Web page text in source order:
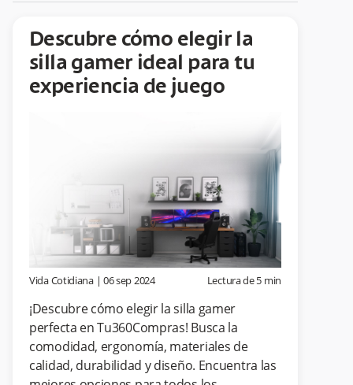
Descubre cómo elegir la
silla gamer ideal para tu
experiencia de juego
Vida Cotidiana| 06 sep 2024 Lectura de5 min
¡Descubre cómo elegir la silla gamer
perfecta en Tu360Compras! Busca la
comodidad, ergonomía, materiales de
calidad, durabilidad y diseño. Encuentra las